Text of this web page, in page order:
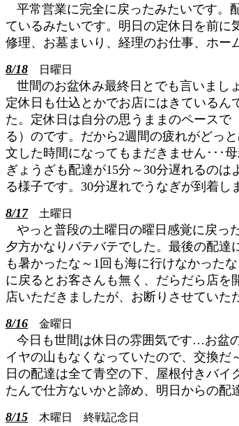
平常営業に完全に戻ったみたいです。
ているみたいです。明日の定休日を前
修理、お墓まいり、経理のお仕事、ホー
8/18 日曜日
世間のお盆休み最終日とでも言いまし
定休日も仕込とかでお店にはきている
た。定休日は自分の思うままのペース
る）のです。だから2週間の疲れがどっ
文した時間になってもまだきません･･･
ぎょうざも配達が15分～30分遅れるの
る様子です。30分遅れでうなぎが到着
8/17土曜日
やっと普段の土曜日の曜日感覚に戻っ
夕方かなりバテバテでした。最後の配
も暑かったな～1回も海に行けなかった
に戻るとお客さんも無く、だらだら店
店いただきましたが、お断りさせていた
8/16 金曜日
今日も世間は休日の雰囲気です…お盆
イヤの山もなくなっていたので、交換
日の配達は全て青空の下、屋根付きバ
たんで仕方ないかと諦め、明日からの配
8/15 木曜日 終戦記念日